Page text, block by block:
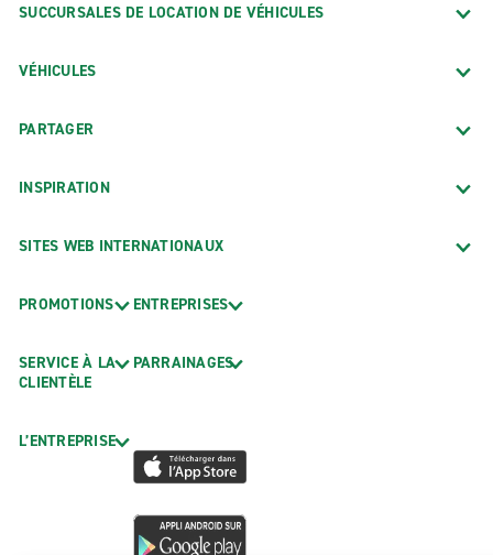
SUCCURSALES DE LOCATION DE VÉHICULES
VÉHICULES
PARTAGER
INSPIRATION
SITES WEB INTERNATIONAUX
PROMOTIONS
SERVICE À LA
CLIENTÈLE
L’ENTREPRISE
ENTREPRISES
PARRAINAGES